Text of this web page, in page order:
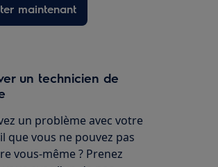
maintenant
un technicien de
un problème avec votre
que vous ne pouvez pas
vous-même ? Prenez